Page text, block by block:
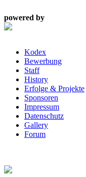
powered by
Kodex
Bewerbung
Staff
History
Erfolge & Projekte
Sponsoren
Impressum
Datenschutz
Gallery
Forum